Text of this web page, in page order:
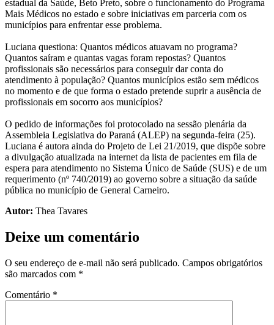
estadual da Saúde, Beto Preto, sobre o funcionamento do Programa
Mais Médicos no estado e sobre iniciativas em parceria com os
municípios para enfrentar esse problema.
Luciana questiona: Quantos médicos atuavam no programa?
Quantos saíram e quantas vagas foram repostas? Quantos
profissionais são necessários para conseguir dar conta do
atendimento à população? Quantos municípios estão sem médicos
no momento e de que forma o estado pretende suprir a ausência de
profissionais em socorro aos municípios?
O pedido de informações foi protocolado na sessão plenária da
Assembleia Legislativa do Paraná (ALEP) na segunda-feira (25).
Luciana é autora ainda do Projeto de Lei 21/2019, que dispõe sobre
a divulgação atualizada na internet da lista de pacientes em fila de
espera para atendimento no Sistema Único de Saúde (SUS) e de um
requerimento (nº 740/2019) ao governo sobre a situação da saúde
pública no município de General Carneiro.
Autor: Thea Tavares
Deixe um comentário
O seu endereço de e-mail não será publicado. Campos obrigatórios
são marcados com *
Comentário *